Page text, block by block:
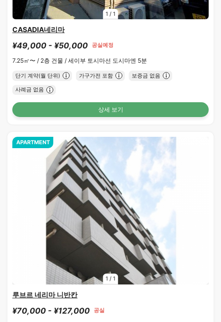
1 / 1
CASADIA네리마
¥49,000 - ¥50,000 공실예정
7.25㎡〜 / 2층 건물 / 세이부 토시마선 도시마엔 5분
단기 계약(월 단위) 가구가전 포함 보증금 없음
사례금 없음
상세 보기
1 / 1
APARTMENT
루브르 네리마 니반칸
¥70,000 - ¥127,000 공실